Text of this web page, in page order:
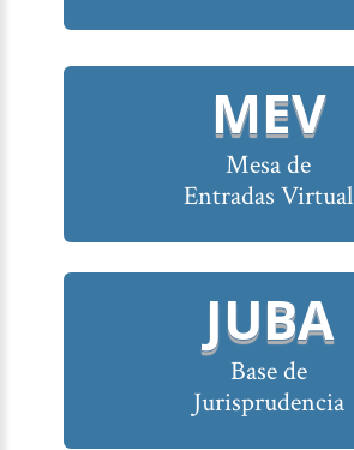
MEV
Mesa de
Entradas Virtual
JUBA
Base de
Jurisprudencia